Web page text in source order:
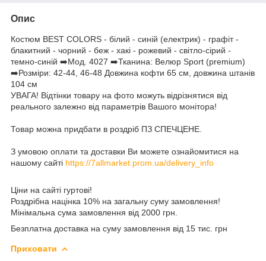
Опис
Костюм BEST COLORS - білий - синій (електрик) - графіт -
блакитний - чорний - беж - хакі - рожевий - світло-сірий -
темно-синій ➡️Мод. 4027 ➡️Тканина: Велюр Sport (premium)
➡️Розміри: 42-44, 46-48 Довжина кофти 65 см, довжина штанів
104 см
УВАГА! Відтінки товару на фото можуть відрізнятися від
реального залежно від параметрів Вашого монітора!
Товар можна придбати в роздріб ПЗ СПЕЧЦЕНЕ.
З умовою оплати та доставки Ви можете ознайомитися на
нашому сайті https://7allmarket.prom.ua/delivery_info
Ціни на сайті гуртові!
Роздрібна націнка 10% на загальну суму замовлення!
Мінімальна сума замовлення від 2000 грн.
Безплатна доставка на суму замовлення від 15 тис. грн
Приховати